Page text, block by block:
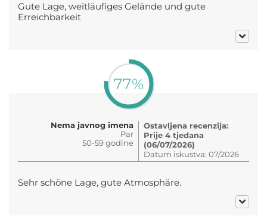
Gute Lage, weitläufiges Gelände und gute
Erreichbarkeit
77%
Nema javnog imena
Par
50-59 godine
Ostavljena recenzija:
Prije 4 tjedana
(06/07/2026)
Datum iskustva: 07/2026
Sehr schöne Lage, gute Atmosphäre.